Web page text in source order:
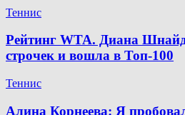
Теннис
Рейтинг WTA. Диана
строчек и вошла в Топ-100
Теннис
Алина Корнеева: Я